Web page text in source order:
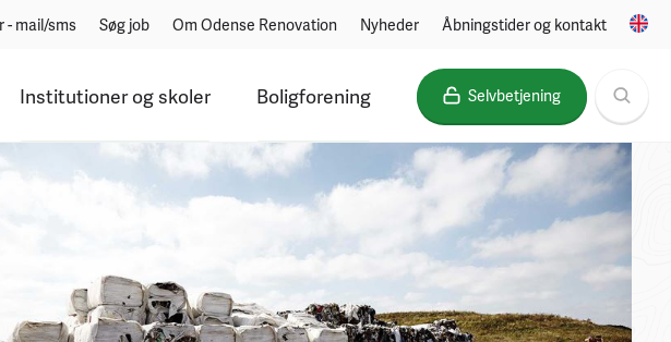
- mail/sms Søg job Om Odense Renovation Nyheder Åbningstider og kontakt
Institutioner og skoler Boligforening Selvbetjening